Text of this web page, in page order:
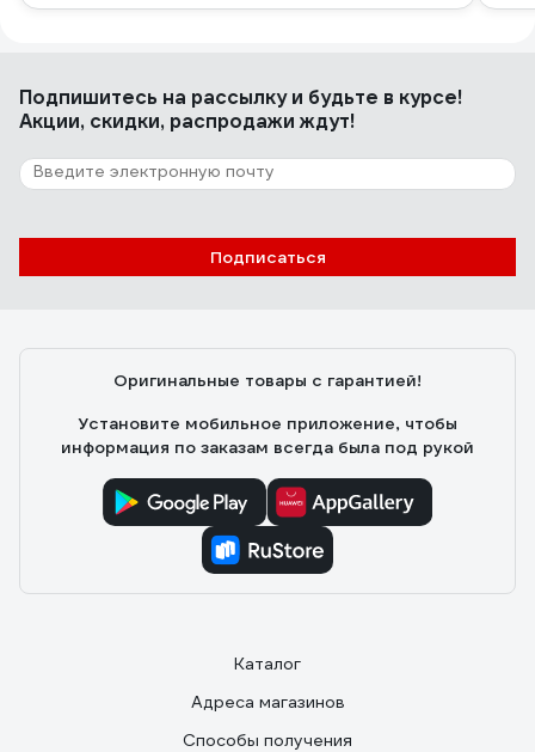
Подпишитесь на рассылкуи будьте в курсе!
Акции, скидки, распродажи ждут!
Подписаться
Оригинальные товары с гарантией!
Установите мобильное приложение, чтобы
информация по заказам всегда была под рукой
Каталог
Адреса магазинов
Способы получения